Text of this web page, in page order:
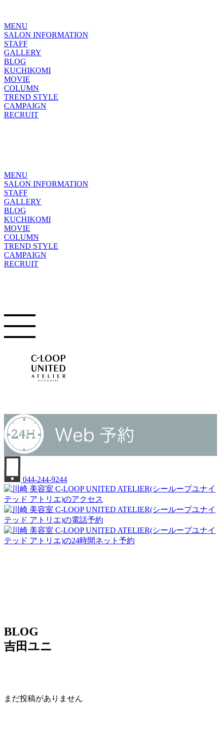
MENU
SALON INFORMATION
STAFF
GALLERY
BLOG
KUCHIKOMI
MOVIE
COLUMN
TREND STYLE
CAMPAIGN
RECRUIT
MENU
SALON INFORMATION
STAFF
GALLERY
BLOG
KUCHIKOMI
MOVIE
COLUMN
TREND STYLE
CAMPAIGN
RECRUIT
044-244-9244
BLOG
吉田ユニ
まだ投稿がありません